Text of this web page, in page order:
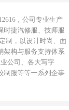
，公司专业生产
时捷汽修服、技师服
制，以设计时尚、面
架构与服务支持体系
公司、各大写字
制服等等一系列企事